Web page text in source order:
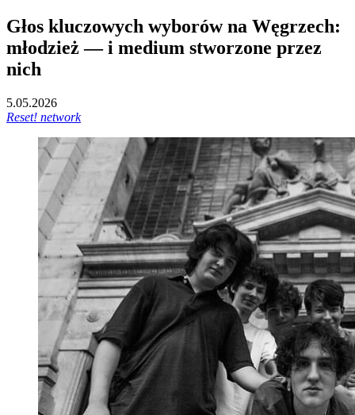
Głos kluczowych wyborów na Węgrzech:
młodzież — i medium stworzone przez
nich
5.05.2026
Reset! network